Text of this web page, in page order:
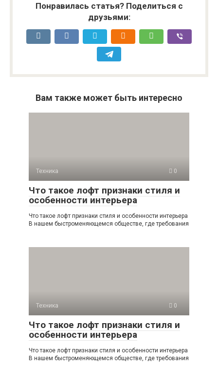
Понравилась статья? Поделиться с
друзьями:
Вам также может быть интересно
Техника 0
Что такое лофт признаки стиля и
особенности интерьера
Что такое лофт признаки стиля и особенности интерьера
В нашем быстроменяющемся обществе, где требования
Техника 0
Что такое лофт признаки стиля и
особенности интерьера
Что такое лофт признаки стиля и особенности интерьера
В нашем быстроменяющемся обществе, где требования